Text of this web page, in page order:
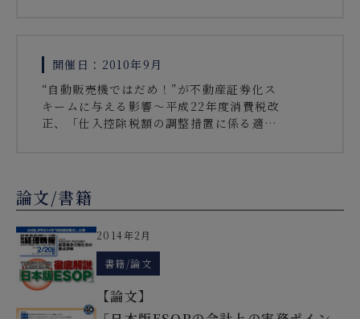
開催日：2010年9月
“自動販売機ではだめ！”が不動産証券化ス
キームに与える影響～平成22年度消費税改
正、「仕入控除税額の調整措置に係る適用
論文/書籍
2014年2月
書籍/論文
【論文】